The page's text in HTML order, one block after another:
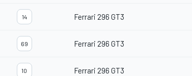
14 Ferrari 296 GT3
69 Ferrari 296 GT3
10 Ferrari 296 GT3